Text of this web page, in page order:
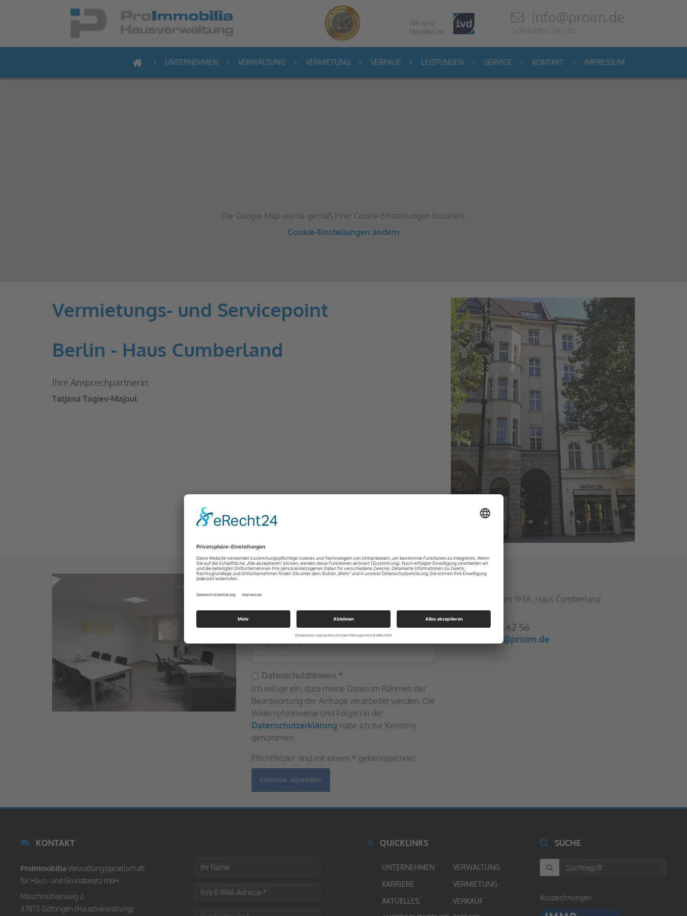
info@proim.de
Schreiben Sie uns
UNTERNEHMEN VERWALTUNG VERMIETUNG VERKAUF LEISTUNGEN SERVICE KONTAKT IMPRESSUM
Die Google Map wurde gemäß Ihrer Cookie-Einstellungen blockiert.
Cookie-Einstellungen ändern
Vermietungs- und Servicepoint
Berlin - Haus Cumberland
Ihre Ansprechpartnerin:
Tatjana Tagiev-Majoul
Datenschutzhinweis *
Ich willige ein, dass meine Daten im Rahmen der
Beantwortung der Anfrage verarbeitet werden. Die
Widerrufshinweise und Folgen in der
Datenschutzerklärung habe ich zur Kenntnis
genommen.
Pflichtfelder sind mit einem * gekennzeichnet
Formular absenden
Kontakt
Kurfürstendamm 193A, Haus Cumberland
10707 Berlin
+49 30 47 39 62 56
cumberland@proim.de
KONTAKT
ProImmobilia Verwaltungsgesellschaft
für Haus- und Grundbesitz mbH
Maschmühlenweg 2
37073 Göttingen (Hauptverwaltung)
QUICKLINKS
UNTERNEHMEN
KARRIERE
AKTUELLES
VERWALTUNG
VERMIETUNG
VERKAUF
SUCHE
Auszeichnungen